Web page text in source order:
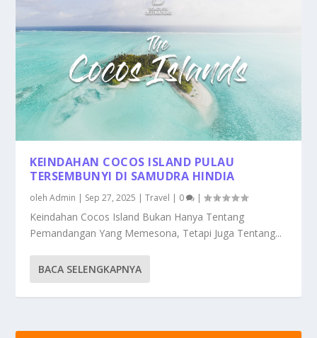
KEINDAHAN COCOS ISLAND PULAU
TERSEMBUNYI DI SAMUDRA HINDIA
olehAdmin | Sep 27, 2025 |Travel | 0 |
Keindahan Cocos Island Bukan Hanya Tentang
Pemandangan Yang Memesona, Tetapi Juga Tentang...
BACA SELENGKAPNYA